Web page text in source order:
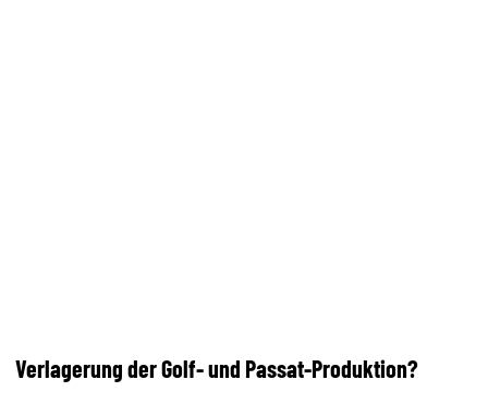
Verlagerung der Golf- und Passat-Produktion?